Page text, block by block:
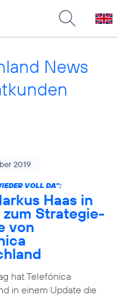
News
2019
VOLL DA":
Haas in
zum Strategie-
von
hat Telefónica
in einem Update die